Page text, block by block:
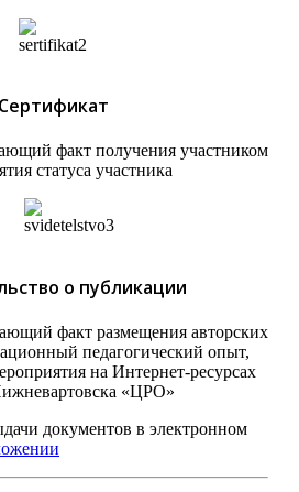
Сертификат
факт получения участником
статуса участника
о публикации
факт размещения авторских
педагогический опыт,
на Интернет-ресурсах
«ЦРО»
документов в электронном